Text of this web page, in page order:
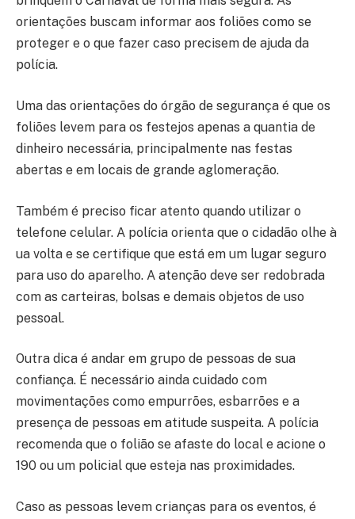
orientações buscam informar aos foliões como se
proteger e o que fazer caso precisem de ajuda da
polícia.
Uma das orientações do órgão de segurança é que os
foliões levem para os festejos apenas a quantia de
dinheiro necessária, principalmente nas festas
abertas e em locais de grande aglomeração.
Também é preciso ficar atento quando utilizar o
telefone celular. A polícia orienta que o cidadão olhe à
ua volta e se certifique que está em um lugar seguro
para uso do aparelho. A atenção deve ser redobrada
com as carteiras, bolsas e demais objetos de uso
pessoal.
Outra dica é andar em grupo de pessoas de sua
confiança. É necessário ainda cuidado com
movimentações como empurrões, esbarrões e a
presença de pessoas em atitude suspeita. A polícia
recomenda que o folião se afaste do local e acione o
190 ou um policial que esteja nas proximidades.
Caso as pessoas levem crianças para os eventos, é